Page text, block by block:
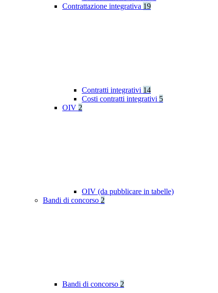
Contrattazione integrativa 19
Contratti integrativi 14
Costi contratti integrativi 5
OIV 2
OIV (da pubblicare in tabelle)
Bandi di concorso 2
Bandi di concorso 2